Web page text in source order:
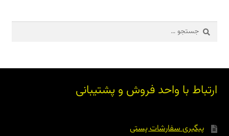
جستجو
برای:
ارتباط با واحد فروش و پشتیبانی
پیگیری سفارشات پستی